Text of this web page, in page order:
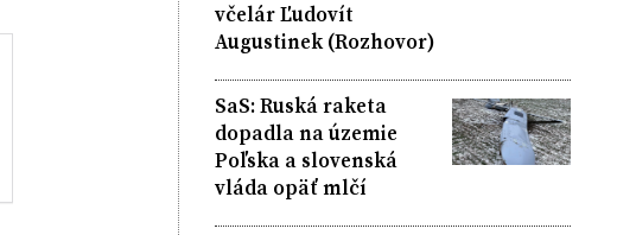
včelár Ľudovít
Augustinek (Rozhovor)
SaS: Ruská raketa
dopadla na územie
Poľska a slovenská
vláda opäť mlčí